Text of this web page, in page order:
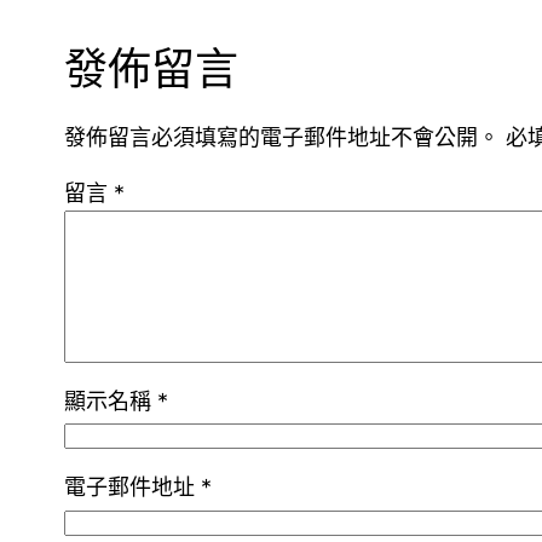
發佈留言
發佈留言必須填寫的電子郵件地址不會公開。 必
留言 *
顯示名稱 *
電子郵件地址 *